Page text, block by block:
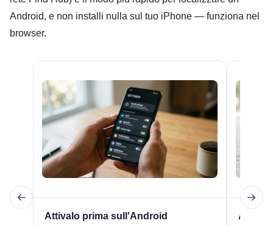
Android, e non installi nulla sul tuo iPhone — funziona nel
browser.
Attivalo prima sull'Android Apri lo